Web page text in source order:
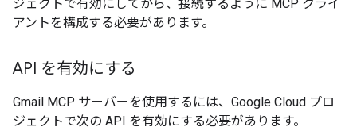
ジェクトで有効にしてから、接続するように MCP クライ
アントを構成する必要があります。
API を有効にする
Gmail MCP サーバーを使用するには、Google Cloud プロ
ジェクトで次の API を有効にする必要があります。